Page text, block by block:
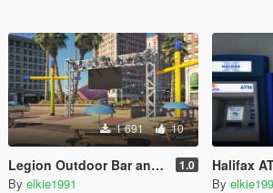
1 691 10
Legion Outdoor Bar and Party Map [YMAP] 1.0
By elkie1991
Halifax
By